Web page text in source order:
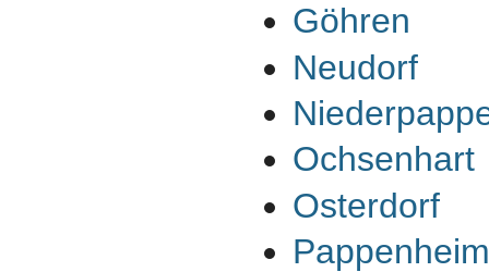
Göhren
Neudorf
Ochsenhart
Osterdorf